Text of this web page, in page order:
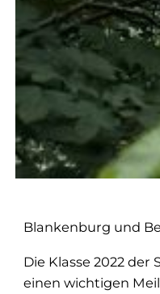
Blankenburg und
Die Klasse 2022
einen wichtigen